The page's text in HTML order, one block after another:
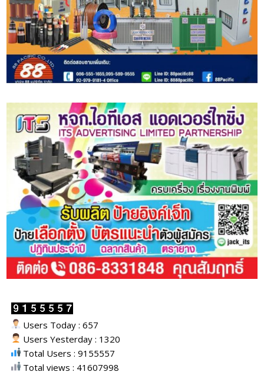
Users Today : 657
Users Yesterday : 1320
Total Users : 9155557
Total views : 41607998